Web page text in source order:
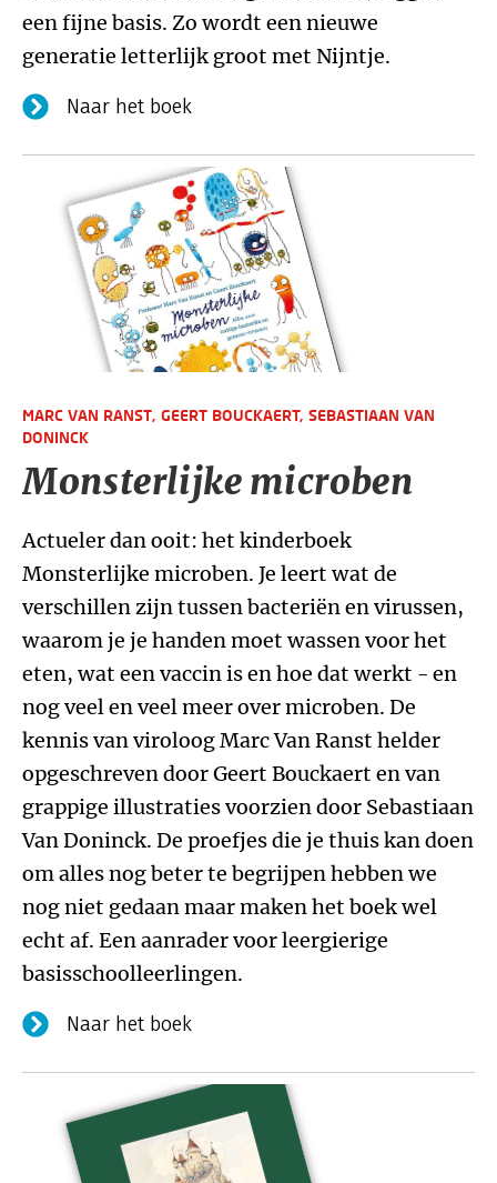
een fijne basis. Zo wordt een nieuwe
generatie letterlijk groot met Nijntje.
Naar het boek
MARC VAN RANST, GEERT BOUCKAERT, SEBASTIAAN VAN
DONINCK
Monsterlijke microben
Actueler dan ooit: het kinderboek
Monsterlijke microben. Je leert wat de
verschillen zijn tussen bacteriën en virussen,
waarom je je handen moet wassen voor het
eten, wat een vaccin is en hoe dat werkt - en
nog veel en veel meer over microben. De
kennis van viroloog Marc Van Ranst helder
opgeschreven door Geert Bouckaert en van
grappige illustraties voorzien door Sebastiaan
Van Doninck. De proefjes die je thuis kan doen
om alles nog beter te begrijpen hebben we
nog niet gedaan maar maken het boek wel
echt af. Een aanrader voor leergierige
basisschoolleerlingen.
Naar het boek